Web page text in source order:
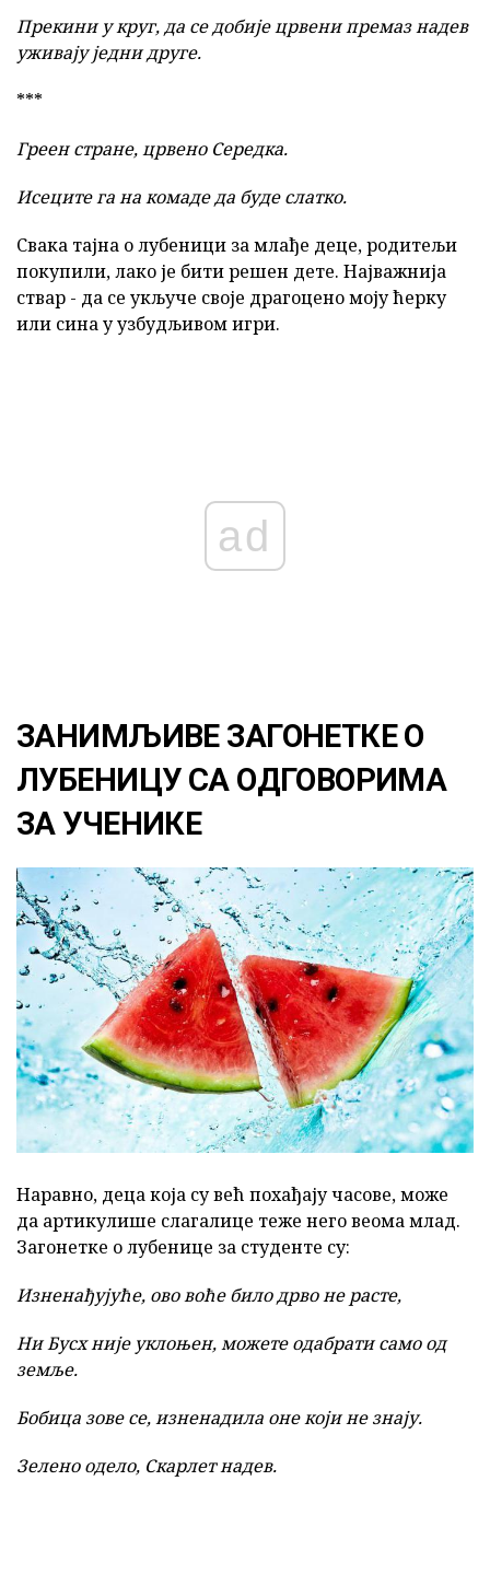
Прекини у круг, да седобије црвени премаз надев
уживају једни друге.
***
Греен стране, црвено Середка.
Исеците га на комаде да буде слатко.
Свака тајна о лубеници за млађе деце, родитељи
покупили, лако је бити решен дете. Најважнија
ствар - да се укључе своје драгоцено моју ћерку
или сина у узбудљивом игри.
ad
ЗАНИМЉИВЕ ЗАГОНЕТКЕ О
ЛУБЕНИЦУ СА ОДГОВОРИМА
ЗА УЧЕНИКЕ
Наравно, деца која су већ похађају часове, може
да артикулише слагалице теже него веома млад.
Загонетке о лубенице за студенте су:
Изненађујуће, ово воће било дрво не расте,
Ни Бусх није уклоњен, можете одабрати само од
земље.
Бобица зове се, изненадила оне који не знају.
Зелено одело, Скарлет надев.